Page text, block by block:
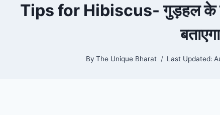
Tips for Hibiscus- गुड़हल के
बताएगा
By The Unique Bharat Last Updated: